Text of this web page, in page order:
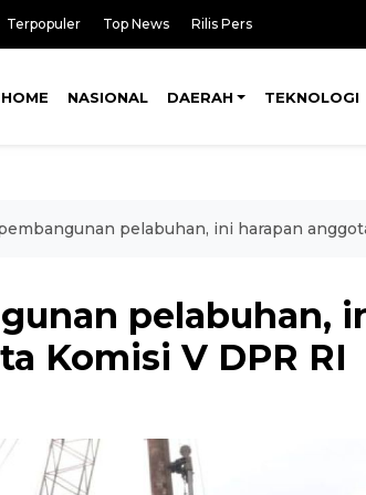
Terpopuler Top News Rilis Pers
HOME NASIONAL DAERAH TEKNOLOGI
pelabuhan, ini harapan
pelabuhan,
Komisi V DPR RI